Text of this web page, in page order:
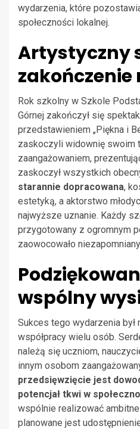
wydarzenia, które
społeczności lokalnej.
Artystyczny
zakończenie
Rok szkolny w Szkole
Górnej zakończył się
przedstawieniem „Piękna i
zaskoczyli widownię swoim
zaangażowaniem,
zaskoczył wszystkich
starannie dopracowana,
estetyką, a aktorstwo
najwyższe uznanie. Każdy
przygotowany z ogromnym
zaowocowało
wspólny
Sukces tego wydarzenia
współpracy wielu osób.
należą się uczniom,
innym osobom
przedsięwzięcie jest
potencjał tkwi w
wspólnie realizować
planowane jest